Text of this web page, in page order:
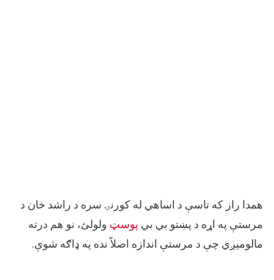
همدا راز که تاسې د اساهي له کورنۍ سره د راشد خان د
مرستې په اړه د پښتو بي بي پوسټ ولولئ، نو هم درته
مالومیږي چې د مرستې اندازه اصلاً نده په ډاګه شوې.